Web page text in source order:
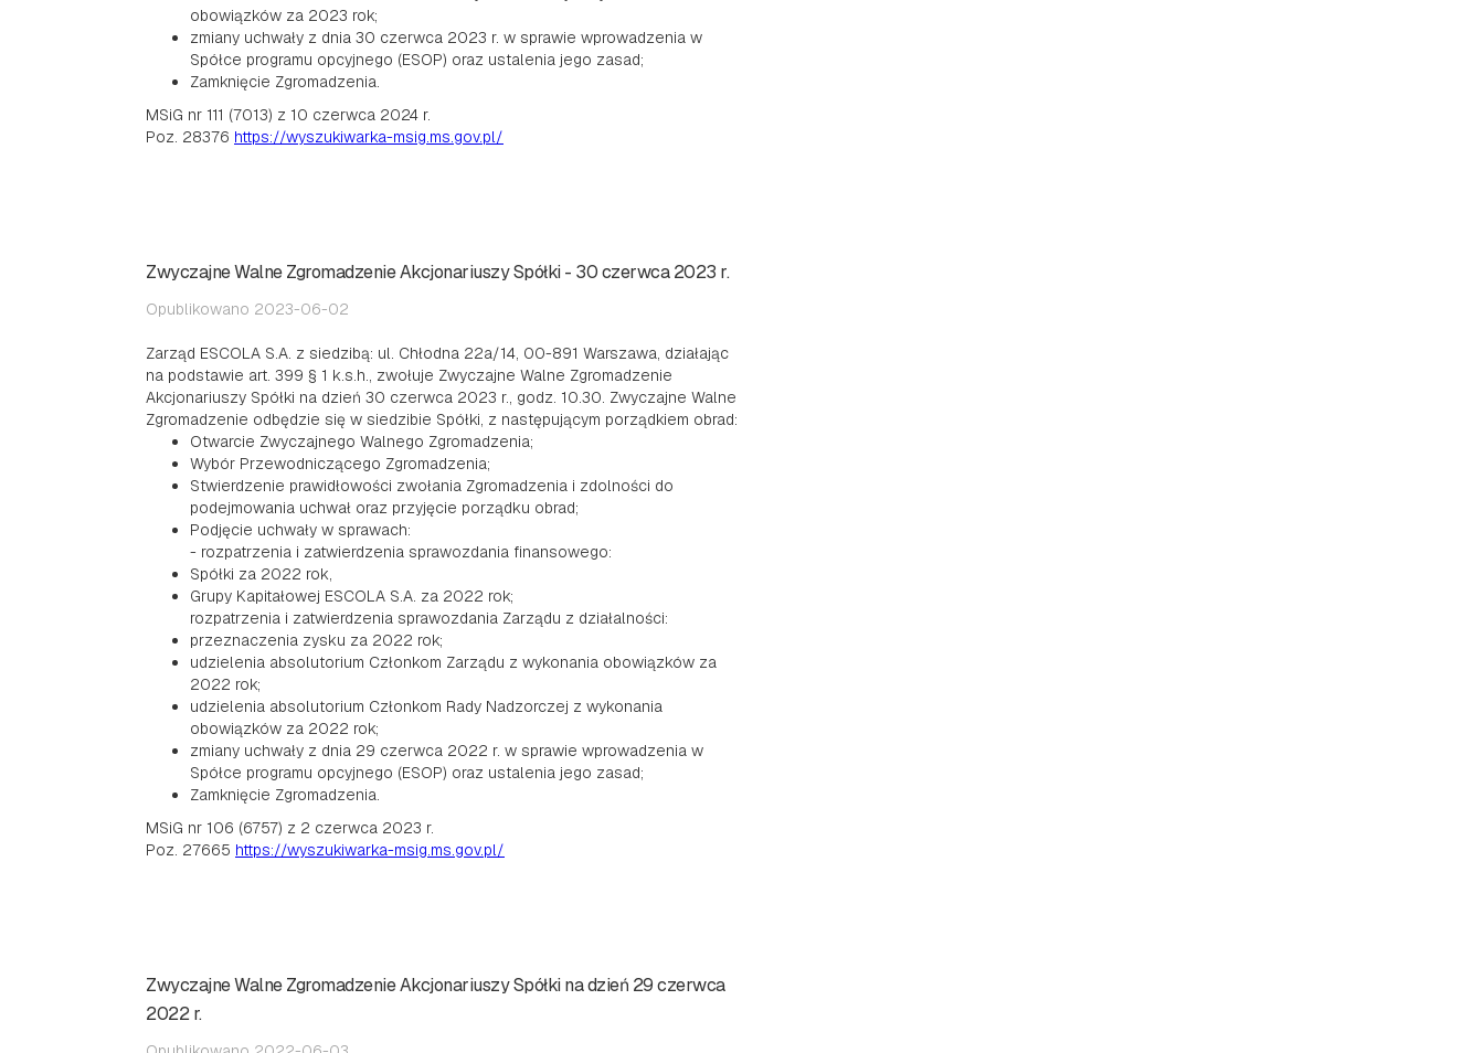
obowiązków za 2023 rok;
zmiany uchwały z dnia 30 czerwca 2023 r. w sprawie wprowadzenia w
Spółce programu opcyjnego (ESOP) oraz ustalenia jego zasad;
Zamknięcie Zgromadzenia.
MSiG nr 111 (7013) z 10 czerwca 2024 r.
Poz. 28376 https://wyszukiwarka-msig.ms.gov.pl/
Zwyczajne Walne Zgromadzenie Akcjonariuszy Spółki - 30 czerwca 2023 r.
Opublikowano 2023-06-02
Zarząd ESCOLA S.A. z siedzibą: ul. Chłodna 22a/14, 00-891 Warszawa, działając
na podstawie art. 399 § 1 k.s.h., zwołuje Zwyczajne Walne Zgromadzenie
Akcjonariuszy Spółki na dzień 30 czerwca 2023 r., godz. 10.30. Zwyczajne Walne
Zgromadzenie odbędzie się w siedzibie Spółki, z następującym porządkiem obrad:
Otwarcie Zwyczajnego Walnego Zgromadzenia;
Wybór Przewodniczącego Zgromadzenia;
Stwierdzenie prawidłowości zwołania Zgromadzenia i zdolności do
podejmowania uchwał oraz przyjęcie porządku obrad;
Podjęcie uchwały w sprawach:
- rozpatrzenia i zatwierdzenia sprawozdania finansowego:
Spółki za 2022 rok,
Grupy Kapitałowej ESCOLA S.A. za 2022 rok;
rozpatrzenia i zatwierdzenia sprawozdania Zarządu z działalności:
przeznaczenia zysku za 2022 rok;
udzielenia absolutorium Członkom Zarządu z wykonania obowiązków za
2022 rok;
udzielenia absolutorium Członkom Rady Nadzorczej z wykonania
obowiązków za 2022 rok;
zmiany uchwały z dnia 29 czerwca 2022 r. w sprawie wprowadzenia w
Spółce programu opcyjnego (ESOP) oraz ustalenia jego zasad;
Zamknięcie Zgromadzenia.
MSiG nr 106 (6757) z 2 czerwca 2023 r.
Poz. 27665 https://wyszukiwarka-msig.ms.gov.pl/
Zwyczajne Walne Zgromadzenie Akcjonariuszy Spółki na dzień 29 czerwca
2022 r.